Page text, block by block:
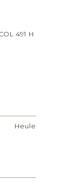
491 H
Heule